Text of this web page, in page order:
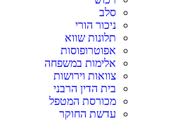
סלב
ניכור הורי
תלונות שווא
אפוטרופוסות
אלימות במשפחה
צוואות וירושות
בית הדין הרבני
מכורסת המטפל
עדשת החוקר